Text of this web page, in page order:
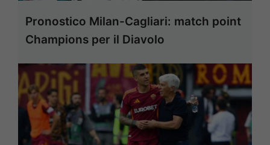
Pronostico Milan-Cagliari: match point
Champions per il Diavolo